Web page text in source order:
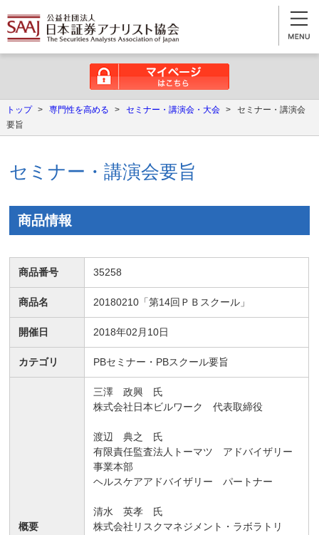
トップ > 専門性を高める > セミナー・講演会・大会 >
セミナー・講演会
要旨
セミナー・講演会要旨
商品情報
商品番号 35258
商品名 20180210「第14回ＰＢスクール」
開催日 2018年02月10日
カテゴリ PBセミナー・PBスクール要旨
概要
三澤 政興 氏
株式会社日本ビルワーク 代表取締役
渡辺 典之 氏
有限責任監査法人トーマツ アドバイザリー
事業本部
ヘルスケアアドバイザリー パートナー
清水 英孝 氏
株式会社リスクマネジメント・ラボラトリ